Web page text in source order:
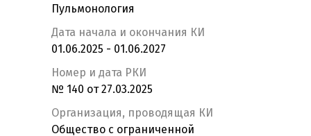
Пульмонология
Дата начала и окончания КИ
01.06.2025 - 01.06.2027
Номер и дата РКИ
№ 140 от 27.03.2025
Организация, проводящая КИ
Общество с ограниченной